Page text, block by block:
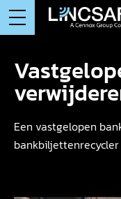
Een vastgelopen
bankbiljettenrecycler